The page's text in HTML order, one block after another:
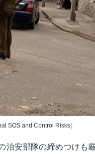
SOS and Control Risks）
治安部隊の締めつけも